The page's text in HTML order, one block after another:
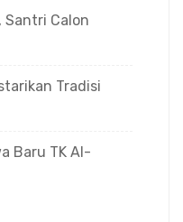
Calon
Tradisi
Baru TK Al-